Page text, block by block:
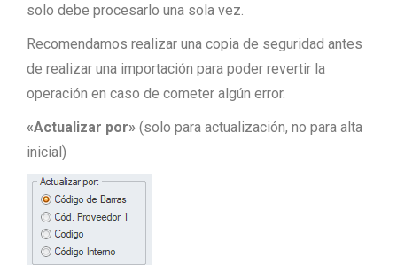
solo debe procesarlo una sola vez.
Recomendamos realizar una copia de seguridad antes
de realizar una importación para poder revertir la
operación en caso de cometer algún error.
«Actualizar por» (solo para actualización, no para alta
inicial)